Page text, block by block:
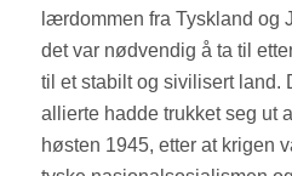
lærdommen fra Tyskland og
det var nødvendig å ta til
til et stabilt og sivilisert land.
allierte hadde trukket seg ut
høsten 1945, etter at krigen